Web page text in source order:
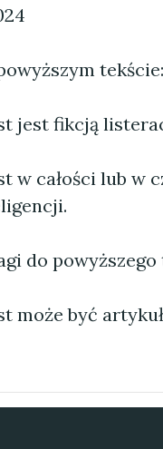
tekście:
jest fikcją
w całości lub w
do
może być